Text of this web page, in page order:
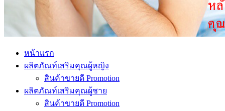
หน้าแรก
ผลิตภัณท์เสริมคุณผู้หญิง
สินค้าขายดี Promotion
ผลิตภัณท์เสริมคุณผู้ชาย
สินค้าขายดี Promotion